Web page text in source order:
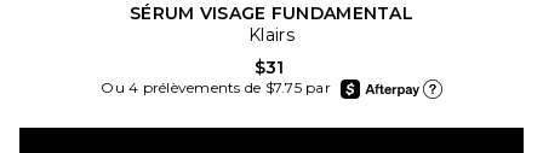
SÉRUM VISAGE FUNDAMENTAL
Klairs
$31
Ou 4 prélèvements de $7.75 par
afterpay